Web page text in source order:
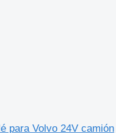
para Volvo 24V camión